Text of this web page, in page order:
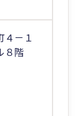
４－１
８階